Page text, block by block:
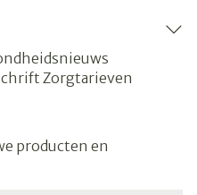
Zorgtarieven
producten en